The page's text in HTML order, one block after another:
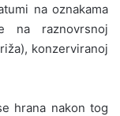
na oznakama
na raznovrsnoj
konzerviranoj
hrana nakon tog